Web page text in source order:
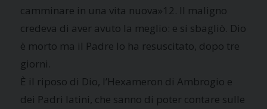
camminare in una vita nuova»12. Il maligno
credeva di aver avuto la meglio: e si sbagliò. Dio
è morto ma il Padre lo ha resuscitato, dopo tre
giorni.
È il riposo di Dio, l’Hexameron di Ambrogio e
dei Padri latini, che sanno di poter contare sulle